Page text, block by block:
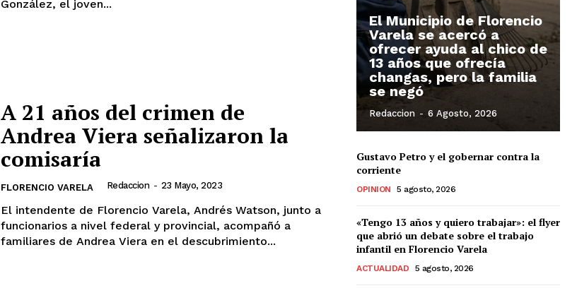
González, el joven...
A 21 años del crimen de
Andrea Viera señalizaron la
comisaría
FLORENCIO VARELA Redaccion - 23 Mayo, 2023
El intendente de Florencio Varela, Andrés Watson, junto a
funcionarios a nivel federal y provincial, acompañó a
familiares de Andrea Viera en el descubrimiento...
El Municipio de Florencio
Varela se acercó a
ofrecer ayuda al chico de
13 años que ofrecía
changas, pero la familia
se negó
Redaccion - 6 Agosto, 2026
Gustavo Petro y el gobernar contra la
corriente
OPINION 5 agosto, 2026
«Tengo 13 años y quiero trabajar»: el flyer
que abrió un debate sobre el trabajo
infantil en Florencio Varela
ACTUALIDAD 5 agosto, 2026